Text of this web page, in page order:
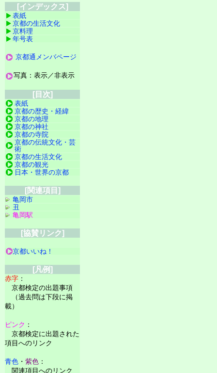
[インデックス]
表紙
京都の生活文化
京料理
年号表
京都通メンバページ
写真：表示／非表示
[目次]
表紙
京都の歴史・経緯
京都の地理
京都の神社
京都の寺院
京都の伝統文化・芸
術
京都の生活文化
京都の観光
日本・世界の京都
[関連項目]
亀岡市
丑
亀岡駅
[協賛リンク]
京都いいね！
[凡例]
赤字 ：
京都検定の出題事項
（過去問は下段に掲
載）
ピンク ：
京都検定に出題された
項目へのリンク
青色 ・ 紫色 ：
関連項目へのリンク